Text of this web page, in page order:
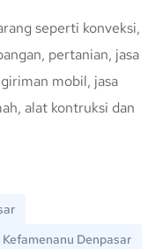
seperti konveksi,
pertanian, jasa
mobil, jasa
alat kontruksi dan
Kefamenanu Denpasar